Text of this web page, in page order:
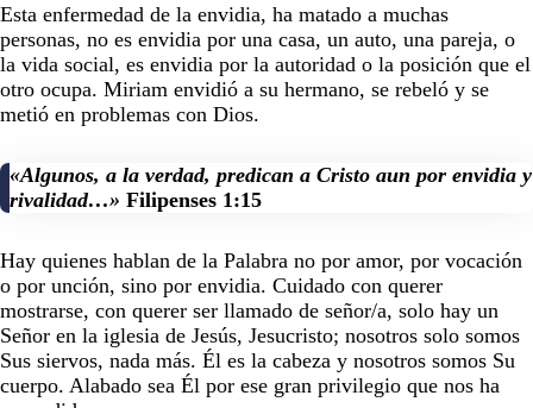
Esta enfermedad de la envidia, ha matado a muchas
personas, no es envidia por una casa, un auto, una pareja, o
la vida social, es envidia por la autoridad o la posición que el
otro ocupa. Miriam envidió a su hermano, se rebeló y se
metió en problemas con Dios.
«Algunos, a la verdad, predican a Cristo aun por envidia y
rivalidad…» Filipenses 1:15
Hay quienes hablan de la Palabra no por amor, por vocación
o por unción, sino por envidia. Cuidado con querer
mostrarse, con querer ser llamado de señor/a, solo hay un
Señor en la iglesia de Jesús, Jesucristo; nosotros solo somos
Sus siervos, nada más. Él es la cabeza y nosotros somos Su
cuerpo. Alabado sea Él por ese gran privilegio que nos ha